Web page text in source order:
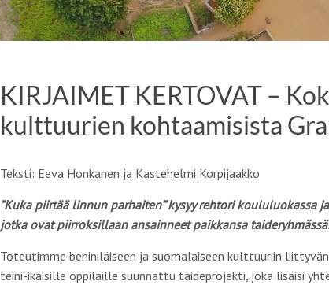
KIRJAIMET KERTOVAT –
kulttuurien kohtaamisista
Teksti: Eeva Honkanen ja Kastehelmi Korpijaakko
”Kuka piirtää linnun parhaiten” kysyy rehtori
jotka ovat piirroksillaan ansainneet paikkansa
Toteutimme beniniläiseen ja suomalaiseen kulttuuriin
teini-ikäisille oppilaille suunnattu taideprojekti, joka lisäisi